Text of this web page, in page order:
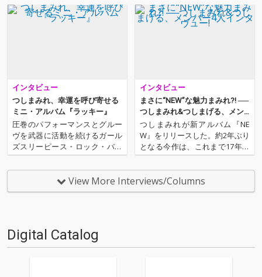
インタビュー
つしまみれ、幸運を呼び寄せる
ミニ・アルバム『ラッキー』
圧巻のパフォーマンスとグルー
ヴを武器に活動を続けるガール
ズスリーピース・ロック・バン
ド、つしまみれ。結成21年を迎
え、「食・愛・平和・金・運」
をテーマに作られた新作ミニ・
アルバム『ラッキー』は、真摯
インタビュー
まさに“NEW”な魅力まみれ?! ──
つしまみれ&つしまげる、メン
バー4人インタヴュー!
つしまみれが新アルバム『NE
W』をリリースした。約2年ぶり
となる今作は、これまで17年半
活動をともにしてきたメンバ
ー、みずえ(Dr)脱退を乗り超
え、そして新ドラマー・まいこ
加入後初となる作品となる。ま
View More Interviews/Columns
Digital Catalog